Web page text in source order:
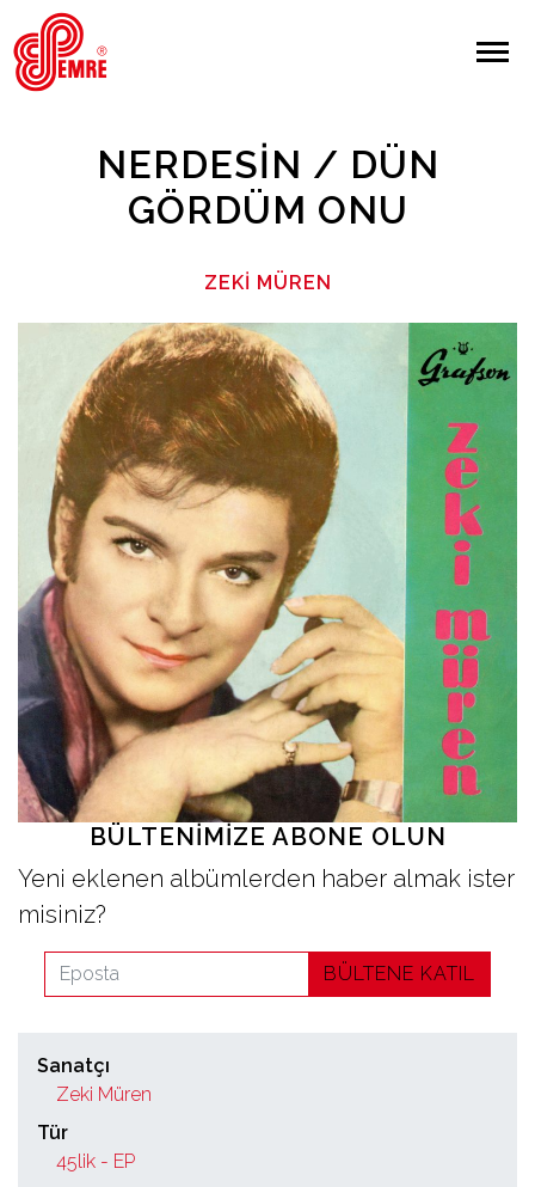
EMRE PLAK
ARAMA
Anasayfa
Hakkımızda
Sanatçılar
Albümler
İletişim
en
NERDESIN / DÜN
GÖRDÜM ONU
ZEKI MÜREN
BÜLTENIMIZE ABONE OLUN
Yeni eklenen albümlerden haber almak ister
misiniz?
BÜLTENE KATIL
Sanatçı
Zeki Müren
Tür
45lik - EP